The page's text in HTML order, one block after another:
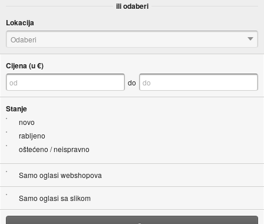
ili odaberi
Lokacija
Odaberi
Cijena (u €)
do
Stanje
novo
rabljeno
oštećeno / neispravno
Samo oglasi webshopova
Samo oglasi sa slikom